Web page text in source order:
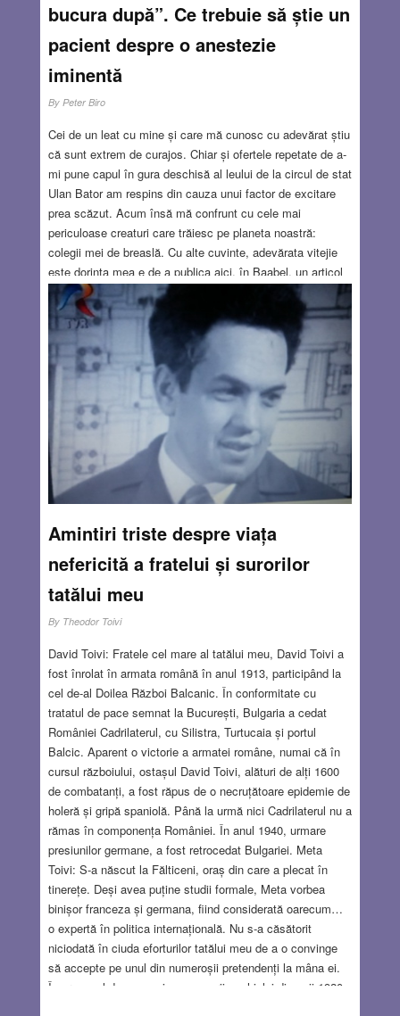
14 COMMENTS
bucura după”. Ce trebuie să știe un
pacient despre o anestezie
iminentă
By Peter Biro
Cei de un leat cu mine și care mă cunosc cu adevărat știu
că sunt extrem de curajos. Chiar și ofertele repetate de a-
mi pune capul în gura deschisă al leului de la circul de stat
Ulan Bator am respins din cauza unui factor de excitare
prea scăzut. Acum însă mă confrunt cu cele mai
periculoase creaturi care trăiesc pe planeta noastră:
colegii mei de breaslă. Cu alte cuvinte, adevărata vitejie
este dorința mea e de a publica aici, în Baabel, un articol
despre domeniul care a reprezentat viața mea profesională
până acum un an și jumătate, cel puțin așa cum l-am
cunoscut până în ziua în care ”am urcat sculele în pod”.
Mulți dintre cititorii și colaboratorii revistei fiind colegi de
breaslă și alții având legătură cu domeniul sănătății, sper
că articolul să stârnească un viu interes. Important este
ca și cei câțiva cititori care nu fac parte din categoriile de
mai sus să citească acest text care încearcă să răspundă
la întrebări pe care poate încă nu au îndrăznit să le
pună.
Read more…
JUL 27, 2023 13 COMMENTS
Amintiri triste despre viața
nefericită a fratelui și surorilor
tatălui meu
By Theodor Toivi
David Toivi: Fratele cel mare al tatălui meu, David Toivi a
fost înrolat în armata română în anul 1913, participând la
cel de-al Doilea Război Balcanic. În conformitate cu
tratatul de pace semnat la București, Bulgaria a cedat
României Cadrilaterul, cu Silistra, Turtucaia și portul
Balcic. Aparent o victorie a armatei române, numai că în
cursul războiului, ostașul David Toivi, alături de alți 1600
de combatanți, a fost răpus de o necruțătoare epidemie de
holeră și gripă spaniolă. Până la urmă nici Cadrilaterul nu a
rămas în componența României. În anul 1940, urmare
presiunilor germane, a fost retrocedat Bulgariei. Meta
Toivi: S-a născut la Fălticeni, oraș din care a plecat în
tinerețe. Deși avea puține studii formale, Meta vorbea
binișor franceza și germana, fiind considerată oarecum…
o expertă în politica internațională. Nu s-a căsătorit
niciodată în ciuda eforturilor tatălui meu de a o convinge
să accepte pe unul din numeroșii pretendenți la mâna ei.
În procesul de succesiune a averii unchiului din anii 1920,